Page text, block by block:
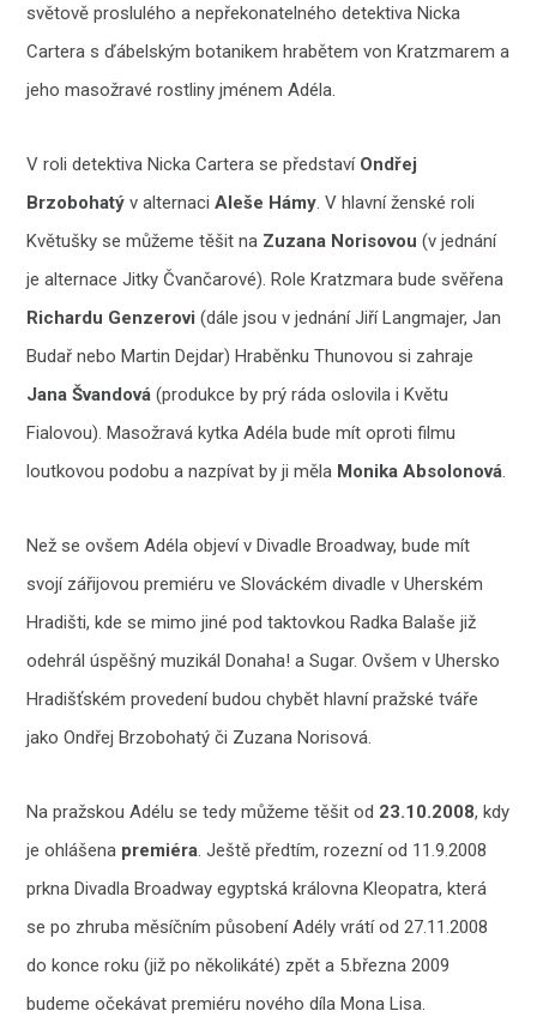
světově proslulého a nepřekonatelného detektiva Nicka
Cartera s ďábelským botanikem hrabětem von Kratzmarem a
jeho masožravé rostliny jménem Adéla.
V roli detektiva Nicka Cartera se představí Ondřej
Brzobohatý v alternaciAleše Hámy. V hlavní ženské roli
Květušky se můžeme těšit na Zuzana Norisovou (v jednání
je alternace Jitky Čvančarové). Role Kratzmara bude svěřena
Richardu Genzerovi (dále jsou v jednání Jiří Langmajer, Jan
Budař nebo Martin Dejdar) Hraběnku Thunovou si zahraje
Jana Švandová(produkce by prý ráda oslovila i Květu
Fialovou). Masožravá kytka Adéla bude mít oproti filmu
loutkovou podobu a nazpívat by ji měla Monika Absolonová.
Než se ovšem Adéla objeví v Divadle Broadway, bude mít
svojí zářijovou premiéru ve Slováckém divadle v Uherském
Hradišti, kde se mimo jiné pod taktovkou Radka Balaše již
odehrál úspěšný muzikál Donaha! a Sugar. Ovšem v Uhersko
Hradišťském provedení budou chybět hlavní pražské tváře
jako Ondřej Brzobohatý či Zuzana Norisová.
Na pražskou Adélu se tedy můžeme těšit od 23.10.2008, kdy
je ohlášena premiéra. Ještě předtím, rozezní od 11.9.2008
prkna Divadla Broadway egyptská královna Kleopatra, která
se po zhruba měsíčním působení Adély vrátí od 27.11.2008
do konce roku (již po několikáté) zpět a 5.března 2009
budeme očekávat premiéru nového díla Mona Lisa.